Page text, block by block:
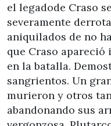
el legadode Craso
severamente
aniquilados de no
que Craso
en la batalla.
sangrientos. Un
murieron y otros
abandonando sus